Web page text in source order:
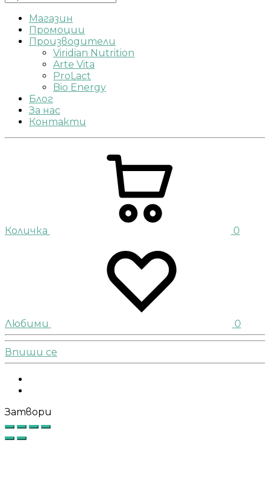
Магазин
Промоции
Производители
Viridian Nutrition
Arte Vita
ProLact
Bio Energy
Блог
За нас
Контакти
Количка 0
Любими 0
Впиши се
Затвори